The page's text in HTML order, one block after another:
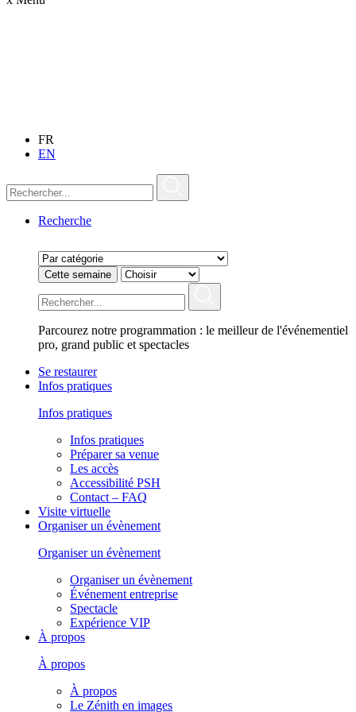
FR
EN
Recherche
Cette semaine
Parcourez notre programmation : le meilleur de l'événementiel
pro, grand public et spectacles
Se restaurer
Infos pratiques
Infos pratiques
Infos pratiques
Préparer sa venue
Les accès
Accessibilité PSH
Contact – FAQ
Visite virtuelle
Organiser un évènement
Organiser un évènement
Organiser un évènement
Événement entreprise
Spectacle
Expérience VIP
À propos
À propos
À propos
Le Zénith en images